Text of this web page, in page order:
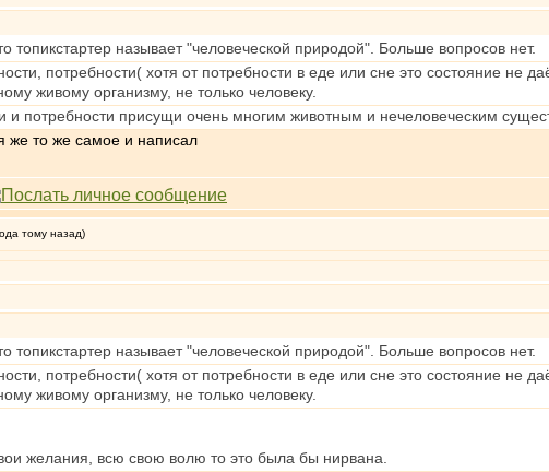
топикстартер называет "человеческой природой". Больше вопросов нет.
потребности( хотя от потребности в еде или сне это состояние не
живому организму, не только человеку.
и потребности присущи очень многим животным и нечеловеческим
же то же самое и написал
тому назад)
топикстартер называет "человеческой природой". Больше вопросов нет.
потребности( хотя от потребности в еде или сне это состояние не
живому организму, не только человеку.
желания, всю свою волю то это была бы нирвана.